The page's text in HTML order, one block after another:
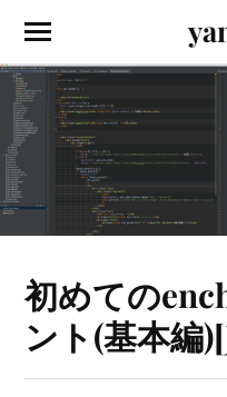
初めての
ント(基本編